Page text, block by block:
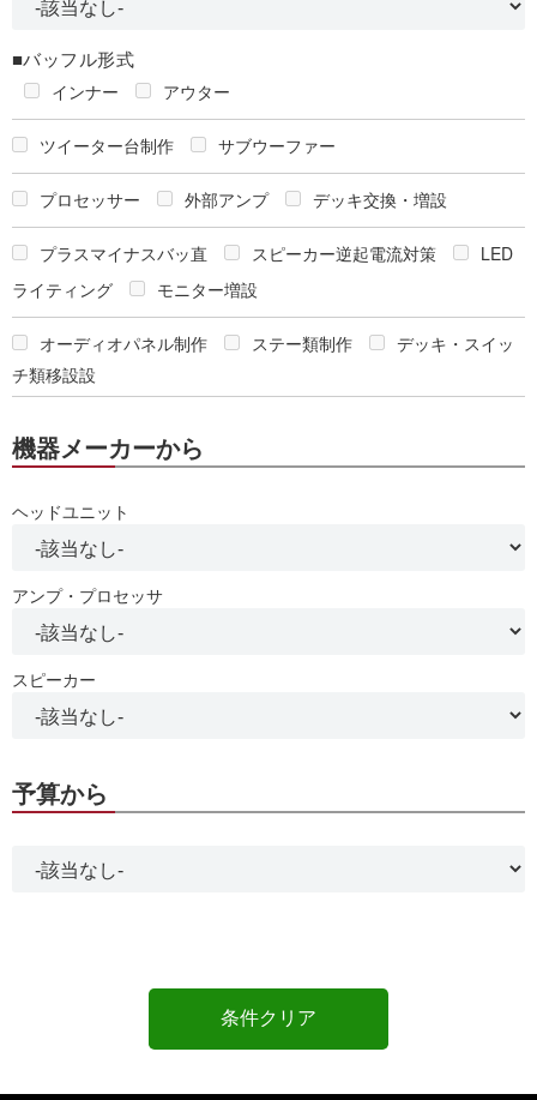
■バッフル形式
インナー アウター
ツイーター台制作 サブウーファー
プロセッサー 外部アンプ デッキ交換・増設
プラスマイナスバッ直 スピーカー逆起電流対策
LED
ライティング
モニター増設
オーディオパネル制作 ステー類制作
デッキ・スイッ
チ類移設設
機器メーカーから
ヘッドユニット
アンプ・プロセッサ
スピーカー
予算から